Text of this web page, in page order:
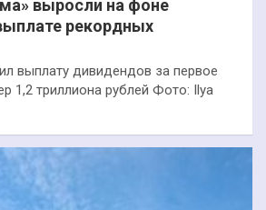
выросли на фоне
рекордных
выплату дивидендов за первое
1,2 триллиона рублей Фото: Ilya